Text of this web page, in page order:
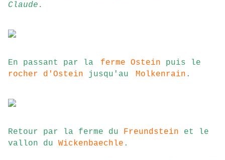
Claude.
En passant par la ferme Ostein puis le
rocher d'Ostein
jusqu'au Molkenrain .
Retour par la ferme du Freundstein et le
vallon du Wickenbaechle .